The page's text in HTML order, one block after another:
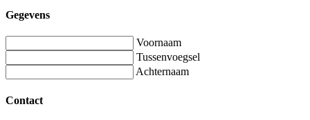
Gegevens
Voornaam
Tussenvoegsel
Achternaam
Contact